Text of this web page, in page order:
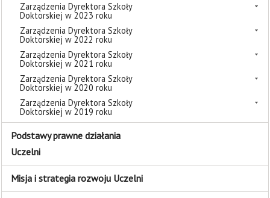
Zarządzenia Dyrektora Szkoły
Doktorskiej w 2023 roku
Zarządzenia Dyrektora Szkoły
Doktorskiej w 2022 roku
Zarządzenia Dyrektora Szkoły
Doktorskiej w 2021 roku
Zarządzenia Dyrektora Szkoły
Doktorskiej w 2020 roku
Zarządzenia Dyrektora Szkoły
Doktorskiej w 2019 roku
Podstawy prawne działania
Uczelni
Misja i strategia rozwoju Uczelni